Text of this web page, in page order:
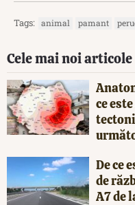
Tags: animal pamant
Cele mai noi articole
ce
De ce
de
A7 de